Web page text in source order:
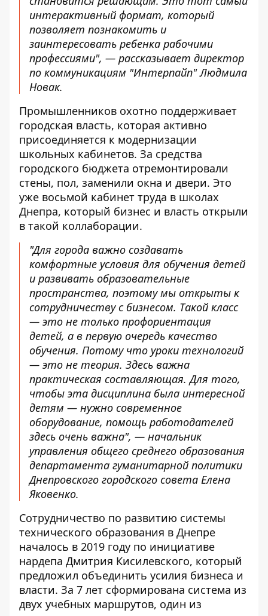
интерактивный формат, который
позволяет познакомить и
заинтересовать ребенка рабочими
профессиями", — рассказывает директор
по коммуникациям "Интерпайп" Людмила
Новак.
Промышленников охотно поддерживает
городская власть, которая активно
присоединяется к модернизации
школьных кабинетов. За средства
городского бюджета отремонтировали
стены, пол, заменили окна и двери. Это
уже восьмой кабинет труда в школах
Днепра, который бизнес и власть открыли
в такой коллаборации.
"Для города важно создавать
комфортные условия для обучения детей
и развивать образовательные
пространства, поэтому мы открыты к
сотрудничеству с бизнесом. Такой класс
— это не только профориентация
детей, а в первую очередь качество
обучения. Потому что уроки технологий
— это не теория. Здесь важна
практическая составляющая. Для того,
чтобы эта дисциплина была интересной
детям — нужно современное
оборудование, помощь работодателей
здесь очень важна", — начальник
управления общего среднего образования
департамента гуманитарной политики
Днепровского городского совета Елена
Яковенко.
Сотрудничество по развитию системы
технического образования в Днепре
началось в 2019 году по инициативе
нардепа Дмитрия Кисилевского, который
предложил объединить усилия бизнеса и
власти. За 7 лет сформирована система из
двух учебных маршрутов, один из